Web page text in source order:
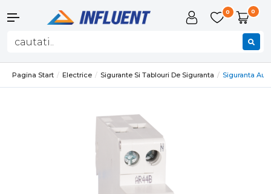
0 0
Pagina Start Electrice Sigurante Si Tablouri De Siguranta Siguranta